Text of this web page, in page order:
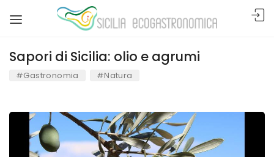
Sapori di Sicilia: olio e agrumi
#Gastronomia #Natura